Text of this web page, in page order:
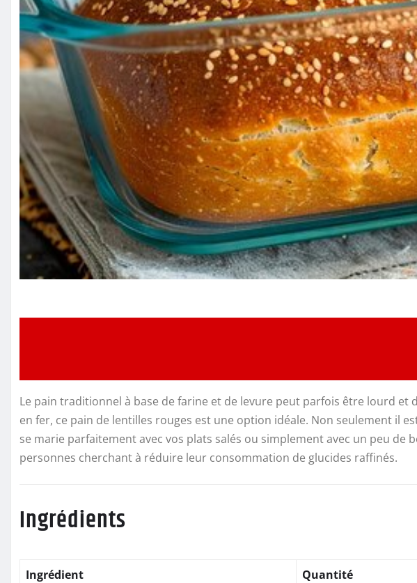
Le pain traditionnel à base de farine et de levure peut parfois être lourd
en fer, ce pain de lentilles rouges est une option idéale. Non seulement il
se marie parfaitement avec vos plats salés ou simplement avec un peu
personnes cherchant à réduire leur consommation de glucides raffinés.
Ingrédients
Ingrédient Quantité